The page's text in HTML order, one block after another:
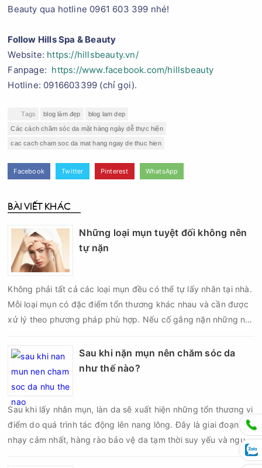
Beauty qua hotline 0961 603 399 nhé!
Follow Hills Spa & Beauty
Website: https://hillsbeauty.vn/
Fanpage: https://www.facebook.com/hillsbeauty
Hotline: 0916603399 (chỉ gọi).
Tags blog làm đẹp blog lam dep
Các cách chăm sóc da mặt hàng ngày dễ thực hiện
cac cach cham soc da mat hang ngay de thuc hien
Facebook Twitter Pinterest WhatsApp
BÀI VIẾT KHÁC
Những loại mụn tuyệt đối không nên
tự nặn
Không phải tất cả các loại mụn đều có thể tự lấy nhân tại nhà.
Mỗi loại mụn có đặc điểm tổn thương khác nhau và cần được
xử lý theo phương pháp phù hợp. Nếu cố gắng nặn những nốt
nên nghiêm trọng hơn, làm tăng nguy cơ nhiễm trùng, để lại
thâm hoặc sẹo khó phục hồi.
Sau khi nặn mụn nên chăm sóc da
như thế nào?
Sau khi lấy nhân mụn, làn da sẽ xuất hiện những tổn thương vi
điểm do quá trình tác động lên nang lông. Đây là giai đoạn da
nhạy cảm nhất, hàng rào bảo vệ da tạm thời suy yếu và nguy
cơ viêm nhiễm, thâm sau mụn hoặc hình thành sẹo sẽ tăng lên